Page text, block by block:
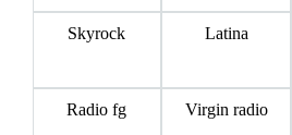
Skyrock Latina
Radio fg Virgin radio